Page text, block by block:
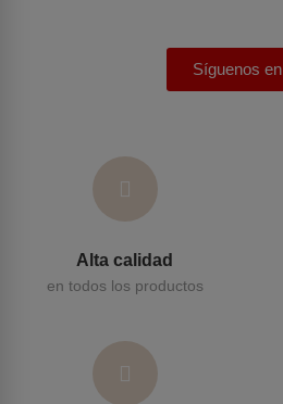
Síguenos en
Alta calidad
en todos los productos